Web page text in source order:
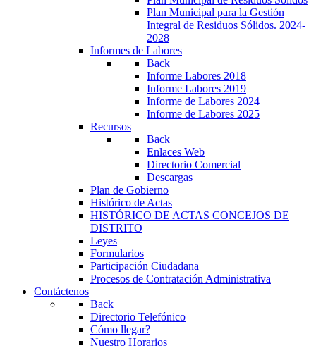
Plan Municipal para la Gestión
Integral de Residuos Sólidos. 2024-
2028
Informes de Labores
Back
Informe Labores 2018
Informe Labores 2019
Informe de Labores 2024
Informe de Labores 2025
Recursos
Back
Enlaces Web
Directorio Comercial
Descargas
Plan de Gobierno
Histórico de Actas
HISTÓRICO DE ACTAS CONCEJOS DE
DISTRITO
Leyes
Formularios
Participación Ciudadana
Procesos de Contratación Administrativa
Contáctenos
Back
Directorio Telefónico
Cómo llegar?
Nuestro Horarios